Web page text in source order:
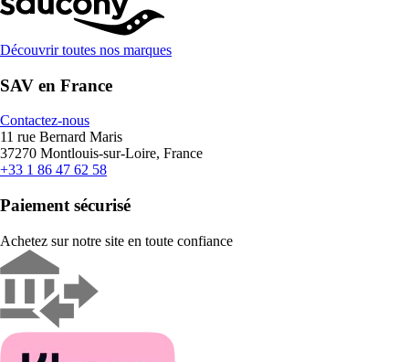
Découvrir toutes nos marques
SAV en France
Contactez-nous
11 rue Bernard Maris
37270 Montlouis-sur-Loire, France
+33 1 86 47 62 58
Paiement sécurisé
Achetez sur notre site en toute confiance